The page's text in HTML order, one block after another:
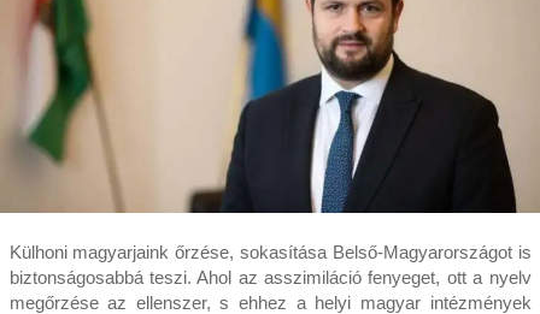
Külhoni magyarjaink őrzése, sokasítása Belső-Magyarországot is
biztonságosabbá teszi. Ahol az asszimiláció fenyeget, ott a nyelv
megőrzése az ellenszer, s ehhez a helyi magyar intézmények